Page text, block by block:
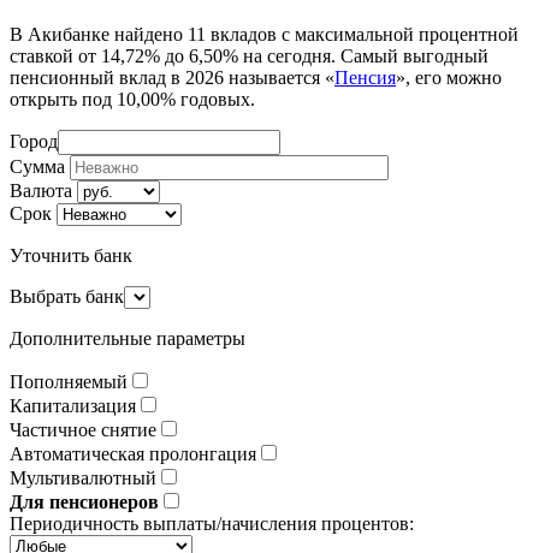
В Акибанке найдено 11 вкладов с максимальной процентной
ставкой от 14,72% до 6,50% на сегодня. Самый выгодный
пенсионный вклад в 2026 называется «Пенсия», его можно
открыть под 10,00% годовых.
Город
Сумма
Валюта
Срок
Уточнить банк
Выбрать банк
Дополнительные параметры
Пополняемый
Капитализация
Частичное снятие
Автоматическая пролонгация
Мультивалютный
Для пенсионеров
Периодичность выплаты/начисления процентов: